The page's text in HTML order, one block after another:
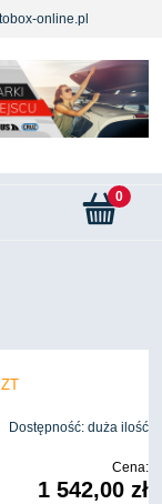
online.pl
Dostępność: duża ilość
Cena:
1 542,00 zł